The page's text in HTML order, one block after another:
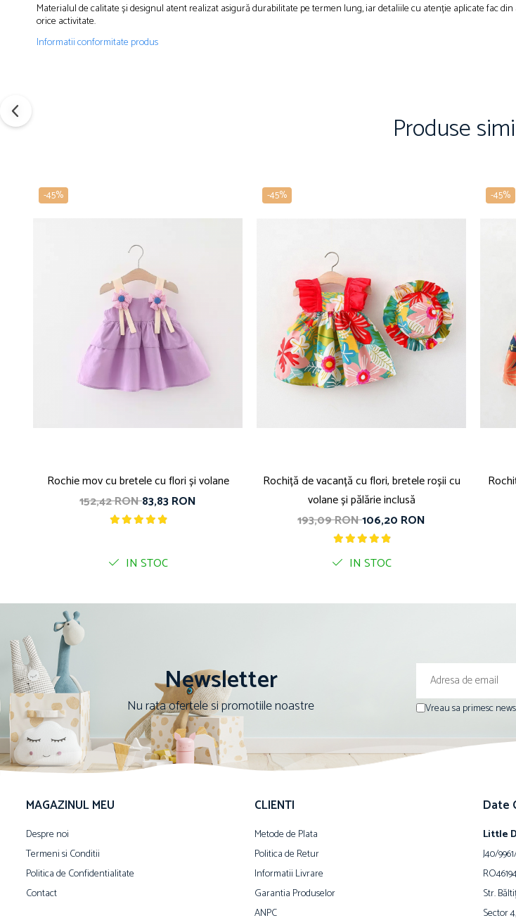
Materialul de calitate și designul atent realizat asigură durabilitate pe termen lung, iar detaliile cu atenție aplicate fac
orice activitate.
Informatii conformitate produs
Produse
-45%
Rochie mov cu bretele cu flori și volane
152,42 RON83,83 RON
IN STOC
-45%
Rochiță de vacanță cu flori, bretele roșii cu
volane și pălărie inclusă
193,09 RON106,20 RON
IN STOC
-45%
Newsletter
Nu rata ofertele si promotiile noastre Vreau sa primesc
MAGAZINUL MEU
Despre noi
Termeni si Conditii
Politica de Confidentialitate
Contact
CLIENTI
Metode de Plata
Politica de Retur
Informatii Livrare
Garantia Produselor
ANPC
Date
Little
J40/
Str.
Sector